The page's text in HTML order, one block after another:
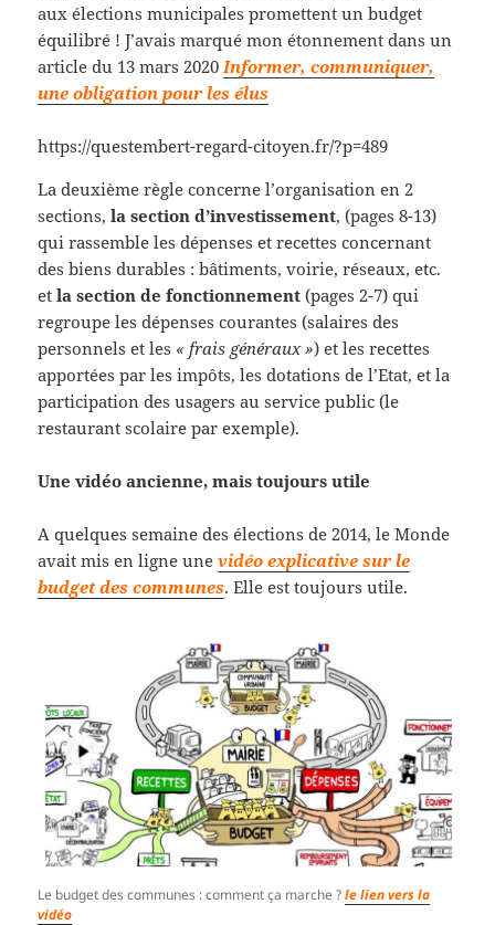
aux élections municipales promettent un budget
équilibré ! J’avais marqué mon étonnement dans un
article du 13 mars 2020 Informer, communiquer,
une obligation pour les élus
https://questembert-regard-citoyen.fr/?p=489
La deuxième règle concerne l’organisation en 2
sections,la section d’investissement, (pages 8-13)
qui rassemble les dépenses et recettes concernant
des biens durables : bâtiments, voirie, réseaux, etc.
etla section de fonctionnement (pages 2-7) qui
regroupe les dépenses courantes (salaires des
personnels et les « frais généraux ») et les recettes
apportées par les impôts, les dotations de l’Etat, et la
participation des usagers au service public (le
restaurant scolaire par exemple).
Une vidéo ancienne, mais toujours utile
A quelques semaine des élections de 2014, le Monde
avait mis en ligne unevidéo explicative sur le
budget des communes. Elle est toujours utile.
Le budget des communes : comment ça marche ?le lien vers la
vidéo